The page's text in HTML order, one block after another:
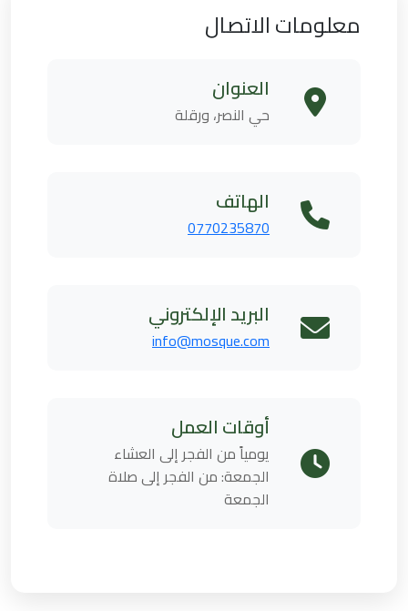
معلومات الاتصال
العنوان
حي النصر، ورقلة
الهاتف
0770235870
البريد الإلكتروني
info@mosque.com
أوقات العمل
يومياً من الفجر إلى العشاء
الجمعة: من الفجر إلى صلاة
الجمعة